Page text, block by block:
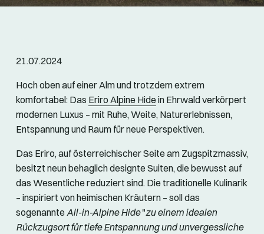
21.07.2024
Hoch oben auf einer Alm und trotzdem extrem
komfortabel: Das Eriro Alpine Hidein Ehrwald verkörpert
modernen Luxus – mit Ruhe, Weite, Naturerlebnissen,
Entspannung und Raum für neue Perspektiven.
Das Eriro, auf österreichischer Seite am Zugspitzmassiv,
besitzt neun behaglich designte Suiten, die bewusst auf
das Wesentliche reduziert sind. Die traditionelle Kulinarik
– inspiriert von heimischen Kräutern – soll das
sogenannteAll-in-Alpine Hide"zu einem idealen
Rückzugsort für tiefe Entspannung und unvergessliche